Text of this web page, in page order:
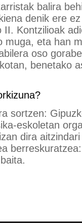
balira
denik ere
II. Kontzilioak
muga, eta han
oso
benetako
sortzen:
eskoletan
dira